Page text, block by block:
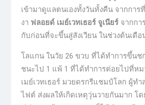
เข้ามาดูแลตนเองทั้งวันทั้งคืน จากการ
งา ฟลอยด์ เมย์เวทเธอร์ จูเนียร์จากกา
กับก่อนที่จะขึ้นสู่สังเวียน ในช่วงต้นเดือ
โลแกน ในวัย 26 ขวบ ที่ได้ทำการขึ้นช
ชนะไป 1 แพ้ 1 ที่ได้ทำการต่อยไปที่ห
เมย์เวทเธอร์ มวยดรกรีแชมป์โลก ผู้ท
ไฟต์ ส่งผลให้เกิดเหตุวุ่นวายกันมาก โ